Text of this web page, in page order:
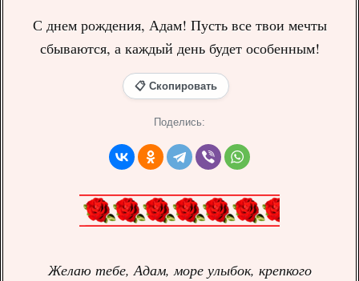
С днем рождения, Адам! Пусть все твои мечты
сбываются, а каждый день будет особенным!
📋 Скопировать
Поделись:
Желаю тебе, Адам, море улыбок, крепкого